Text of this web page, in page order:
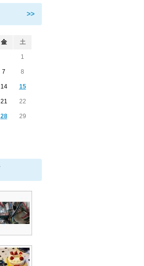
>>
金 土
1
7 8
14 15
21 22
28 29